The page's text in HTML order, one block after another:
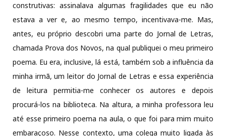
construtivas: assinalava algumas fragilidades que eu não
estava a ver e, ao mesmo tempo, incentivava-me. Mas,
antes, eu próprio descobri uma parte do Jornal de Letras,
chamada Prova dos Novos, na qual publiquei o meu primeiro
poema. Eu era, inclusive, lá está, também sob a influência da
minha irmã, um leitor do Jornal de Letras e essa experiência
de leitura permitia-me conhecer os autores e depois
procurá-los na biblioteca. Na altura, a minha professora leu
até esse primeiro poema na aula, o que foi para mim muito
embaraçoso. Nesse contexto, uma colega muito ligada às